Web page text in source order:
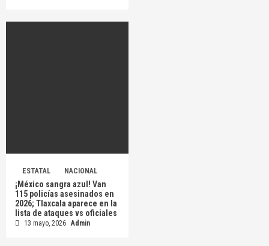
ESTATAL NACIONAL
¡México sangra azul! Van
115 policías asesinados en
2026; Tlaxcala aparece en la
lista de ataques vs oficiales
13 mayo, 2026 Admin